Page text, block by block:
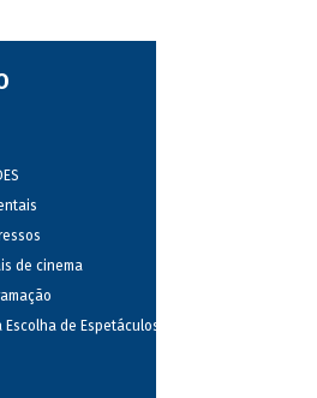
de cinema
de Espetáculos